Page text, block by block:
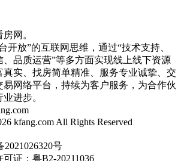
网。
开放”的互联网思维，通过“技术支持、
品质运营”等多方面实现线上线下资源
实、找房简单精准、服务专业诚挚、交
网络平台，持续为客户服务，为合作伙
进步。
kfang.com All Rights Reserved
号
证：粤B2-20211036